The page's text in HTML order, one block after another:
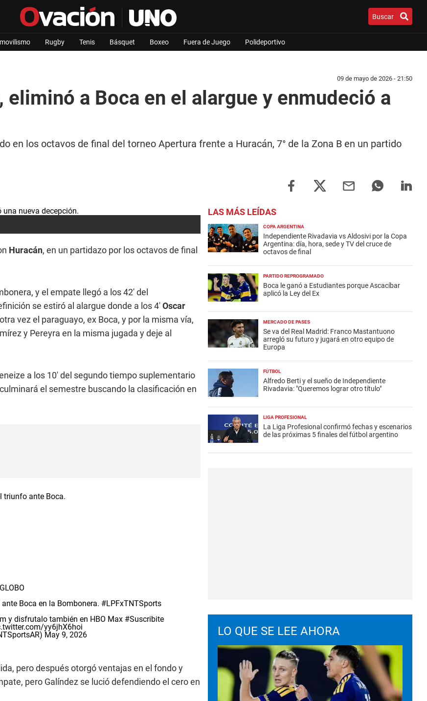
Buscar
Rugby Tenis Básquet Boxeo Fuera de Juego Polideportivo
09 de mayo de 2026 - 21:50
eliminó a Boca en el alargue y enmudeció a
en los octavos de final del torneo Apertura frente a Huracán, 7° de la Zona B en un partido
Huracán, en un partidazo por los octavos de final
y el empate llegó a los 42' del
se estiró al alargue donde a los 4'Oscar
vez el paraguayo, ex Boca, y por la misma vía,
y Pereyra en la misma jugada y deje al
a los 10' del segundo tiempo suplementario
el semestre buscando la clasificación en
Boca en la Bombonera. #LPFxTNTSports
y disfrutalo también en HBO Max #Suscribite
yy6jhX6hoi
May 9, 2026
pero después otorgó ventajas en el fondo y
pero Galíndez se lució defendiendo el cero en
LAS MÁS LEÍDAS
COPA ARGENTINA
Independiente Rivadavia vs Aldosivi por la Copa
Argentina: día, hora, sede y TV del cruce de
octavos de final
PARTIDO REPROGRAMADO
Boca le ganó a Estudiantes porque Ascacíbar
aplicó la Ley del Ex
MERCADO DE PASES
Se va del Real Madrid: Franco Mastantuono
arregló su futuro y jugará en otro equipo de
Europa
FÚTBOL
Alfredo Berti y el sueño de Independiente
Rivadavia: "Queremos lograr otro título"
LIGA PROFESIONAL
La Liga Profesional confirmó fechas y escenarios
de las próximas 5 finales del fútbol argentino
LO QUE SE LEE AHORA